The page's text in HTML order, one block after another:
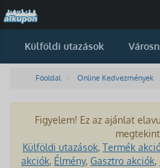
Külföldi utazások
Főoldal Online Kedvezmények
Figyelem! Ez az ajánlat
Külföldi utazások, Termék
akciók, Élmény, Gasztro akciók,